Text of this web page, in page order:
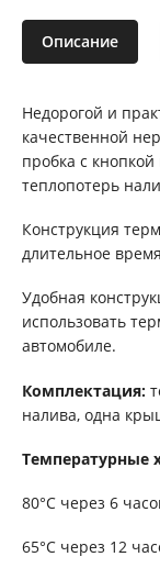
Описание
Недорогой и
качественной
пробка с
теплопотерь
Конструкция
длительное
Удобная
использовать
автомобиле.
Комплектация:
налива, одна
Температурные
80°C через 6
65°C через 12